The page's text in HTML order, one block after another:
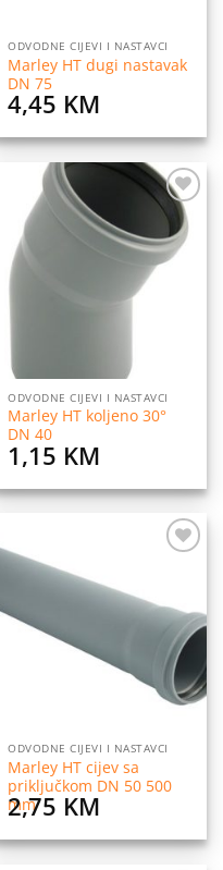
ODVODNE CIJEVI I NASTAVCI
Marley HT dugi nastavak
DN 75
4,45 KM
Dodaj
na
listu
želja
ODVODNE CIJEVI I NASTAVCI
Marley HT koljeno 30°
DN 40
1,15 KM
želja
ODVODNE CIJEVI I NASTAVCI
Marley HT cijev sa
priključkom DN 50 500
mm
2,75 KM